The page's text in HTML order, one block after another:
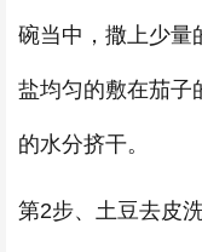
碗当中，撒上少量
盐均匀的敷在茄子
的水分挤干。
第2步、土豆去皮